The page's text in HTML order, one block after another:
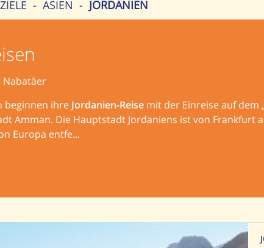
- ASIEN - JORDANIEN
Nabatäer
beginnen ihre Jordanien-Reise mit der Einreise auf dem
Amman. Die Hauptstadt Jordaniens ist von Frankfurt
Europa entfe...